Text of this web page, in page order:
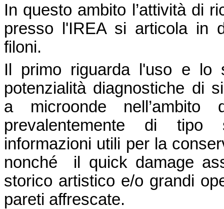
In questo ambito l’attività di
presso l'IREA si articola in
filoni.
Il primo riguarda l'uso e lo
potenzialità diagnostiche di
a microonde nell’ambito
prevalentemente di tipo
informazioni utili per la
nonché il quick damage
storico artistico e/o grandi
pareti affrescate.